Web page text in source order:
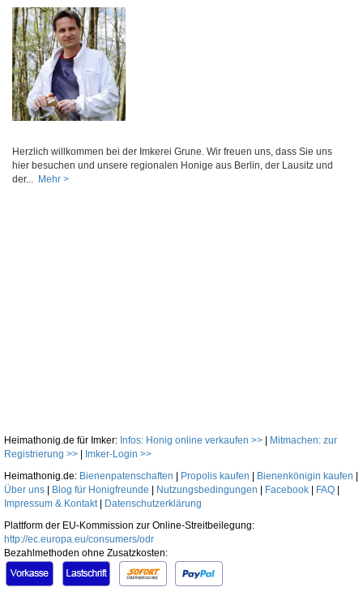
Herzlich willkommen bei der Imkerei Grune. Wir freuen uns, dass Sie uns
hier besuchen und unsere regionalen Honige aus Berlin, der Lausitz und
der... Mehr >
Heimathonig.de für Imker: Infos: Honig online verkaufen >>
Mitmachen: zur
Registrierung >>
Imker-Login >>
Heimathonig.de: Bienenpatenschaften Propolis kaufen Bienenkönigin kaufen
Über uns
Blog für Honigfreunde Nutzungsbedingungen Facebook FAQ
Impressum & Kontakt|
Datenschutzerklärung
Plattform der EU-Kommission zur Online-Streitbeilegung:
http://ec.europa.eu/consumers/odr
Bezahlmethoden ohne Zusatzkosten: